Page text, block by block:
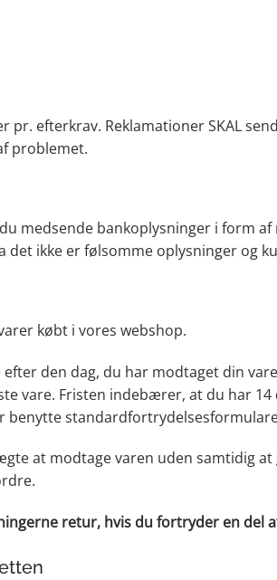
pr. efterkrav. Reklamationer SKAL
problemet.
medsende bankoplysninger i form
det ikke er følsomme oplysninger og
købt i vores webshop.
den dag, du har modtaget din
vare. Fristen indebærer, at du har
benytte
at modtage varen uden samtidig
retur, hvis du fortryder en del